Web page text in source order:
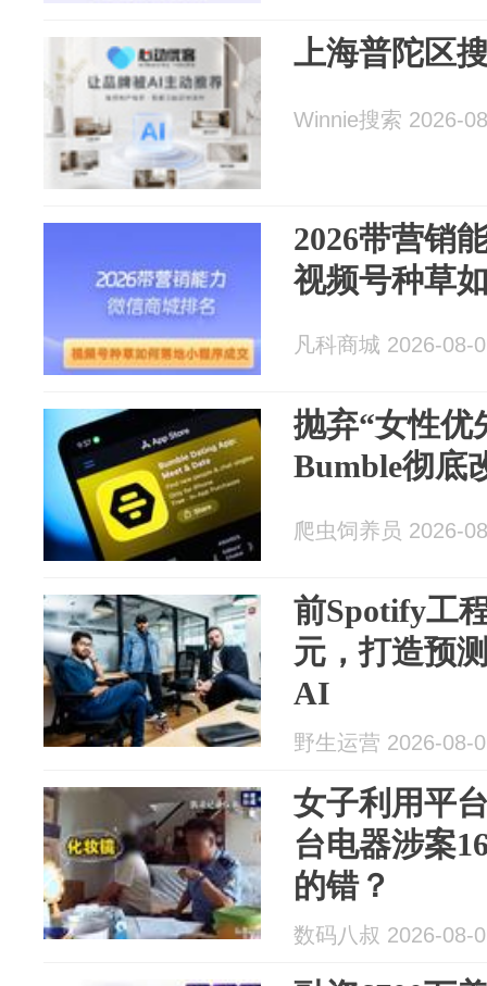
上海普陀区
Winnie搜索 2026-
2026带营销
视频号种草
凡科商城 2026-08-
抛弃“女性优
Bumble彻底
爬虫饲养员 2026-
前Spotify工
元，打造预
AI
野生运营 2026-08-
女子利用平
台电器涉案
的错？
数码八叔 2026-08-